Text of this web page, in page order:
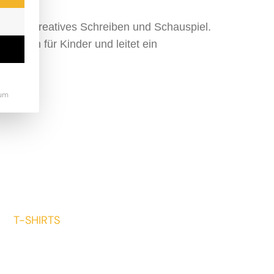
sie Kreatives Schreiben und Schauspiel.
für Kinder und leitet ein
T-SHIRTS